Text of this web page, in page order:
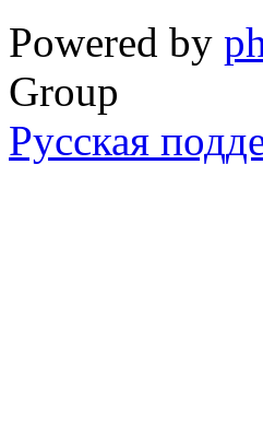
Powered by
Group
Русская